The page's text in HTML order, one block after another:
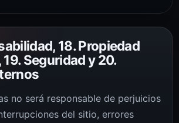
18. Propiedad
Seguridad y 20.
no será responsable de perjuicios
del sitio, errores